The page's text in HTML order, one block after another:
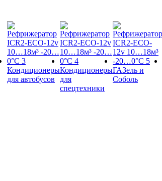
Кондиционеры
для автобусов
Кондиционеры
для
спецтехники
ГАЗель и
Соболь